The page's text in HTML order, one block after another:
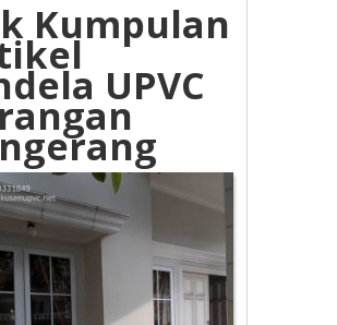
Kumpulan
UPVC